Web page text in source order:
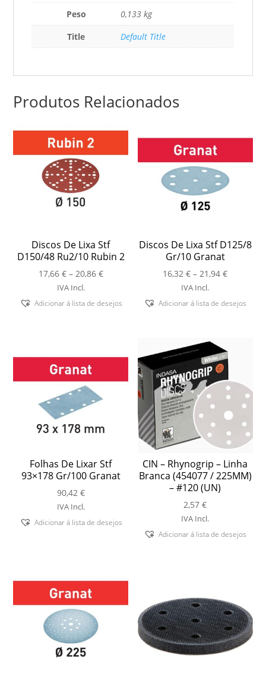
Peso
0,133 kg
Title
Default Title
Produtos Relacionados
Discos De Lixa Stf
D150/48 Ru2/10 Rubin 2
17,66 € – 20,86 €Price
17,66 €
through
IVA Incl.
Adicionar á lista de desejos
Discos De Lixa Stf D125/8
Gr/10 Granat
16,32€ – 21,94€Price
16,32 €
through
IVA Incl.
Adicionar á lista de desejos
Folhas De Lixar Stf
93×178 Gr/100 Granat
90,42 €
IVA Incl.
Adicionar á lista de desejos
CIN – Rhynogrip – Linha
Branca (454077 / 225MM)
– #120 (UN)
2,57€
IVA Incl.
Adicionar á lista de desejos